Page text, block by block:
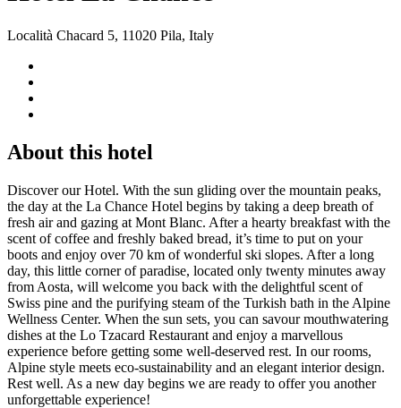
Località Chacard 5, 11020 Pila, Italy
About this hotel
Discover our Hotel. With the sun gliding over the mountain peaks,
the day at the La Chance Hotel begins by taking a deep breath of
fresh air and gazing at Mont Blanc. After a hearty breakfast with the
scent of coffee and freshly baked bread, it’s time to put on your
boots and enjoy over 70 km of wonderful ski slopes. After a long
day, this little corner of paradise, located only twenty minutes away
from Aosta, will welcome you back with the delightful scent of
Swiss pine and the purifying steam of the Turkish bath in the Alpine
Wellness Center. When the sun sets, you can savour mouthwatering
dishes at the Lo Tzacard Restaurant and enjoy a marvellous
experience before getting some well-deserved rest. In our rooms,
Alpine style meets eco-sustainability and an elegant interior design.
Rest well. As a new day begins we are ready to offer you another
unforgettable experience!